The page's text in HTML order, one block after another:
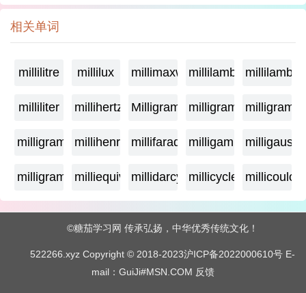
相关单词
millilitre millilux millimaxwellmillilambda
milliliter millihertz Milligramagemilligrame
milligrammemillihenry millifarad milligammamilligauss
milligram milliequivalentmillidarcy millicycle
©糖茄学习网 传承弘扬，中华优秀传统文化！
522266.xyz Copyright © 2018-2023沪ICP备2022000610号 E-
mail：GuiJi#MSN.COM 反馈